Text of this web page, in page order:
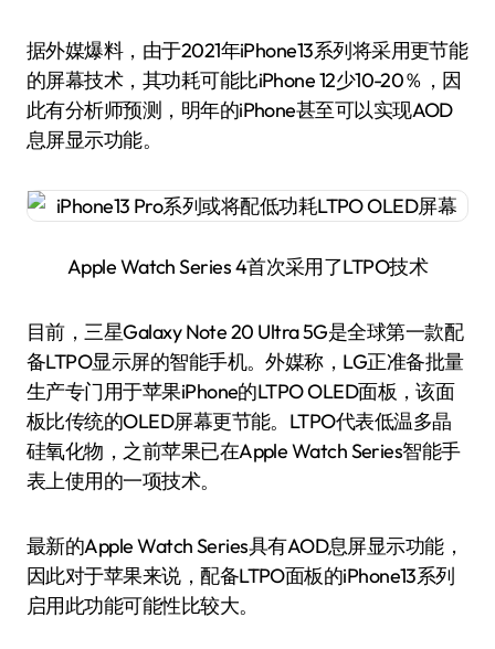
据外媒爆料，由于2021年iPhone13系列将采用更节能
的屏幕技术，其功耗可能比iPhone 12少10-20％，因
此有分析师预测，明年的iPhone甚至可以实现AOD
息屏显示功能。
Apple Watch Series 4首次采用了LTPO技术
目前，三星Galaxy Note 20 Ultra 5G是全球第一款配
备LTPO显示屏的智能手机。外媒称，LG正准备批量
生产专门用于苹果iPhone的LTPO OLED面板，该面
板比传统的OLED屏幕更节能。LTPO代表低温多晶
硅氧化物，之前苹果已在Apple Watch Series智能手
表上使用的一项技术。
最新的Apple Watch Series具有AOD息屏显示功能，
因此对于苹果来说，配备LTPO面板的iPhone13系列
启用此功能可能性比较大。